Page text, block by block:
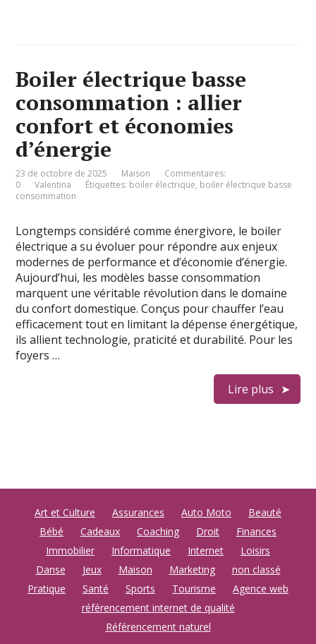
Boiler électrique basse
consommation : allier
confort et économies
d’énergie
23 de octobre de 2025 Maison
Commentaires:
0
Valentina Étiquettes: boiler électrique, boiler électrique basse
consommation
Longtemps considéré comme énergivore, le boiler
électrique a su évoluer pour répondre aux enjeux
modernes de performance et d’économie d’énergie.
Aujourd’hui, les modèles basse consommation
marquent une véritable révolution dans le domaine
du confort domestique. Conçus pour chauffer l’eau
efficacement tout en limitant la dépense énergétique,
ils allient technologie, praticité et durabilité. Pour les
foyers …
Lire plus
Art et Culture Assurances Auto Moto
Beauté
Bébé
Cadeaux Coaching Droit
Finances
Immobilier
Informatique Internet
Loisirs
Danse
Jeux Maison Marketing
non classé
Pratique
Santé Sports Tourisme
Agence web
référencement internet de qualité
Référencement naturel